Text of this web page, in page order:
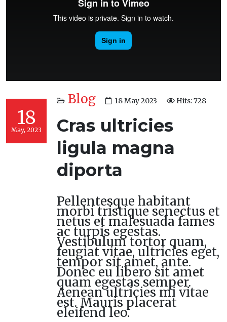
18
May, 2023
Blog 18 May 2023 Hits: 728
Cras ultricies
ligula magna
diporta
Pellentesque habitant
morbi tristique senectus et
netus et malesuada fames
ac turpis egestas.
Vestibulum tortor quam,
feugiat vitae, ultricies eget,
tempor sit amet, ante.
Donec eu libero sit amet
quam egestas semper.
Aenean ultricies mi vitae
est. Mauris placerat
eleifend leo.